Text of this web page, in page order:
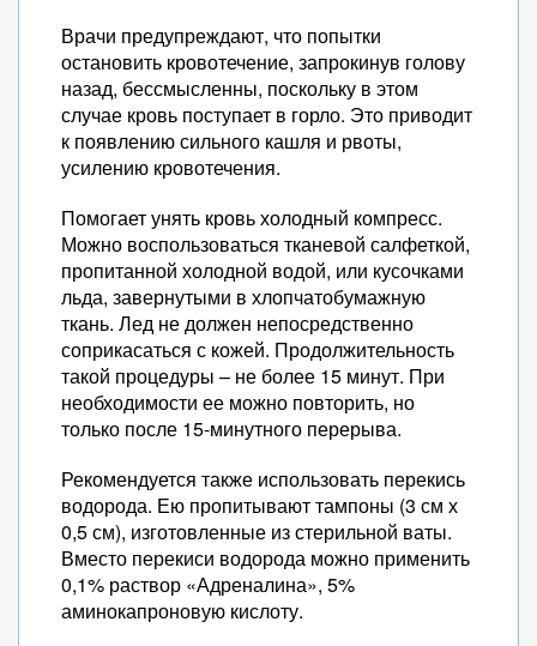
Врачи предупреждают, что попытки
остановить кровотечение, запрокинув голову
назад, бессмысленны, поскольку в этом
случае кровь поступает в горло. Это приводит
к появлению сильного кашля и рвоты,
усилению кровотечения.
Помогает унять кровь холодный компресс.
Можно воспользоваться тканевой салфеткой,
пропитанной холодной водой, или кусочками
льда, завернутыми в хлопчатобумажную
ткань. Лед не должен непосредственно
соприкасаться с кожей. Продолжительность
такой процедуры – не более 15 минут. При
необходимости ее можно повторить, но
только после 15-минутного перерыва.
Рекомендуется также использовать перекись
водорода. Ею пропитывают тампоны (3 см х
0,5 см), изготовленные из стерильной ваты.
Вместо перекиси водорода можно применить
0,1% раствор «Адреналина», 5%
аминокапроновую кислоту.